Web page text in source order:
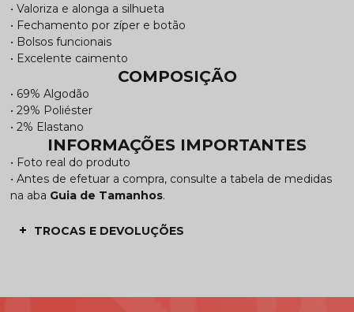
• Valoriza e alonga a silhueta
• Fechamento por zíper e botão
• Bolsos funcionais
• Excelente caimento
COMPOSIÇÃO
• 69% Algodão
• 29% Poliéster
• 2% Elastano
INFORMAÇÕES IMPORTANTES
• Foto real do produto
• Antes de efetuar a compra, consulte a tabela de medidas
na aba Guia de Tamanhos.
TROCAS E DEVOLUÇÕES